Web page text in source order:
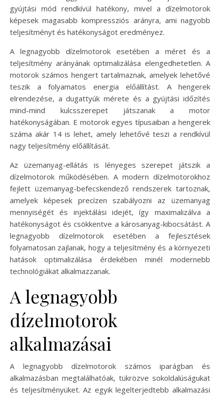
gyújtási mód rendkívül hatékony, mivel a dízelmotorok
képesek magasabb kompressziós arányra, ami nagyobb
teljesítményt és hatékonyságot eredményez.
A legnagyobb dízelmotorok esetében a méret és a
teljesítmény arányának optimalizálása elengedhetetlen. A
motorok számos hengert tartalmaznak, amelyek lehetővé
teszik a folyamatos energia előállítást. A hengerek
elrendezése, a dugattyúk mérete és a gyújtási időzítés
mind-mind kulcsszerepet játszanak a motor
hatékonyságában. E motorok egyes típusaiban a hengerek
száma akár 14 is lehet, amely lehetővé teszi a rendkívül
nagy teljesítmény előállítását.
Az üzemanyag-ellátás is lényeges szerepet játszik a
dízelmotorok működésében. A modern dízelmotorokhoz
fejlett üzemanyag-befecskendező rendszerek tartoznak,
amelyek képesek precízen szabályozni az üzemanyag
mennyiségét és injektálási idejét, így maximalizálva a
hatékonyságot és csökkentve a károsanyag-kibocsátást. A
legnagyobb dízelmotorok esetében a fejlesztések
folyamatosan zajlanak, hogy a teljesítmény és a környezeti
hatások optimalizálása érdekében minél modernebb
technológiákat alkalmazzanak.
A legnagyobb
dízelmotorok
alkalmazásai
A legnagyobb dízelmotorok számos iparágban és
alkalmazásban megtalálhatóak, tükrözve sokoldalúságukat
és teljesítményüket. Az egyik legelterjedtebb alkalmazási